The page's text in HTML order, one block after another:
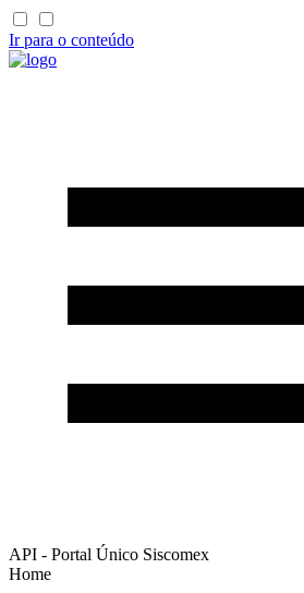
Ir para o conteúdo
API - Portal Único Siscomex
Home